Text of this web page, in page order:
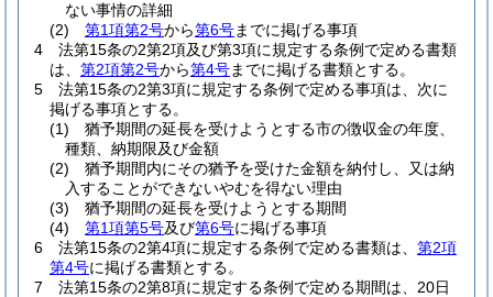
ない事情の詳細
(2)
第1項第2号から第6号までに掲げる事項
4
法第15条の2第2項及び第3項に規定する条例で定める書類
は、 第2項第2号から第4号までに掲げる書類とする。
5
法第15条の2第3項に規定する条例で定める事項は、次に
掲げる事項とする。
(1)
猶予期間の延長を受けようとする市の徴収金の年度、
種類、納期限及び金額
(2)
猶予期間内にその猶予を受けた金額を納付し、又は納
入することができないやむを得ない理由
(3)
猶予期間の延長を受けようとする期間
(4)
第1項第5号及び第6号に掲げる事項
6
法第15条の2第4項に規定する条例で定める書類は、 第2項
第4号に掲げる書類とする。
7
法第15条の2第8項に規定する条例で定める期間は、20日